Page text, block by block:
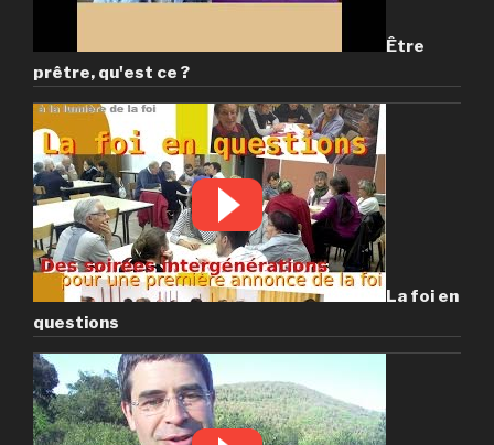
Être
prêtre, qu'est ce ?
La foi en
questions